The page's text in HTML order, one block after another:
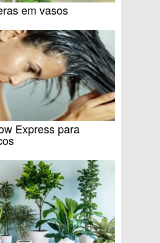
em vasos
Express para